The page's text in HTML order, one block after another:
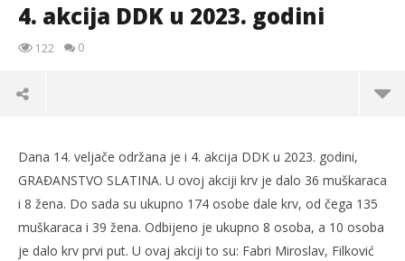
4. akcija DDK u 2023. godini
122 0
Dana 14. veljače održana je i 4. akcija DDK u 2023. godini,
GRAĐANSTVO SLATINA. U ovoj akciji krv je dalo 36 muškaraca
i 8 žena. Do sada su ukupno 174 osobe dale krv, od čega 135
muškaraca i 39 žena. Odbijeno je ukupno 8 osoba, a 10 osoba
je dalo krv prvi put. U ovaj akciji to su: Fabri Miroslav, Filković